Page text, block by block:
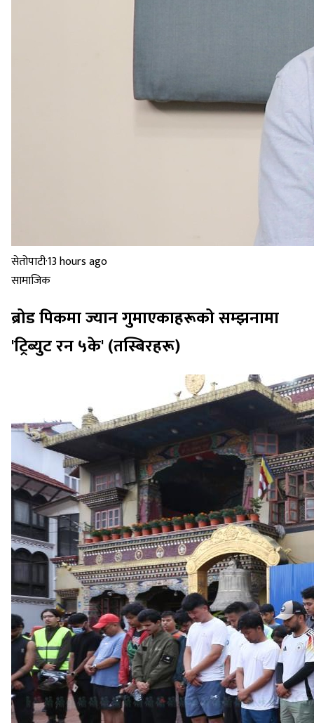
सेतोपाटी·13 hours ago
सामाजिक
ब्रोड पिकमा ज्यान गुमाएकाहरूको सम्झनामा
'ट्रिब्युट रन ५के' (तस्बिरहरू)